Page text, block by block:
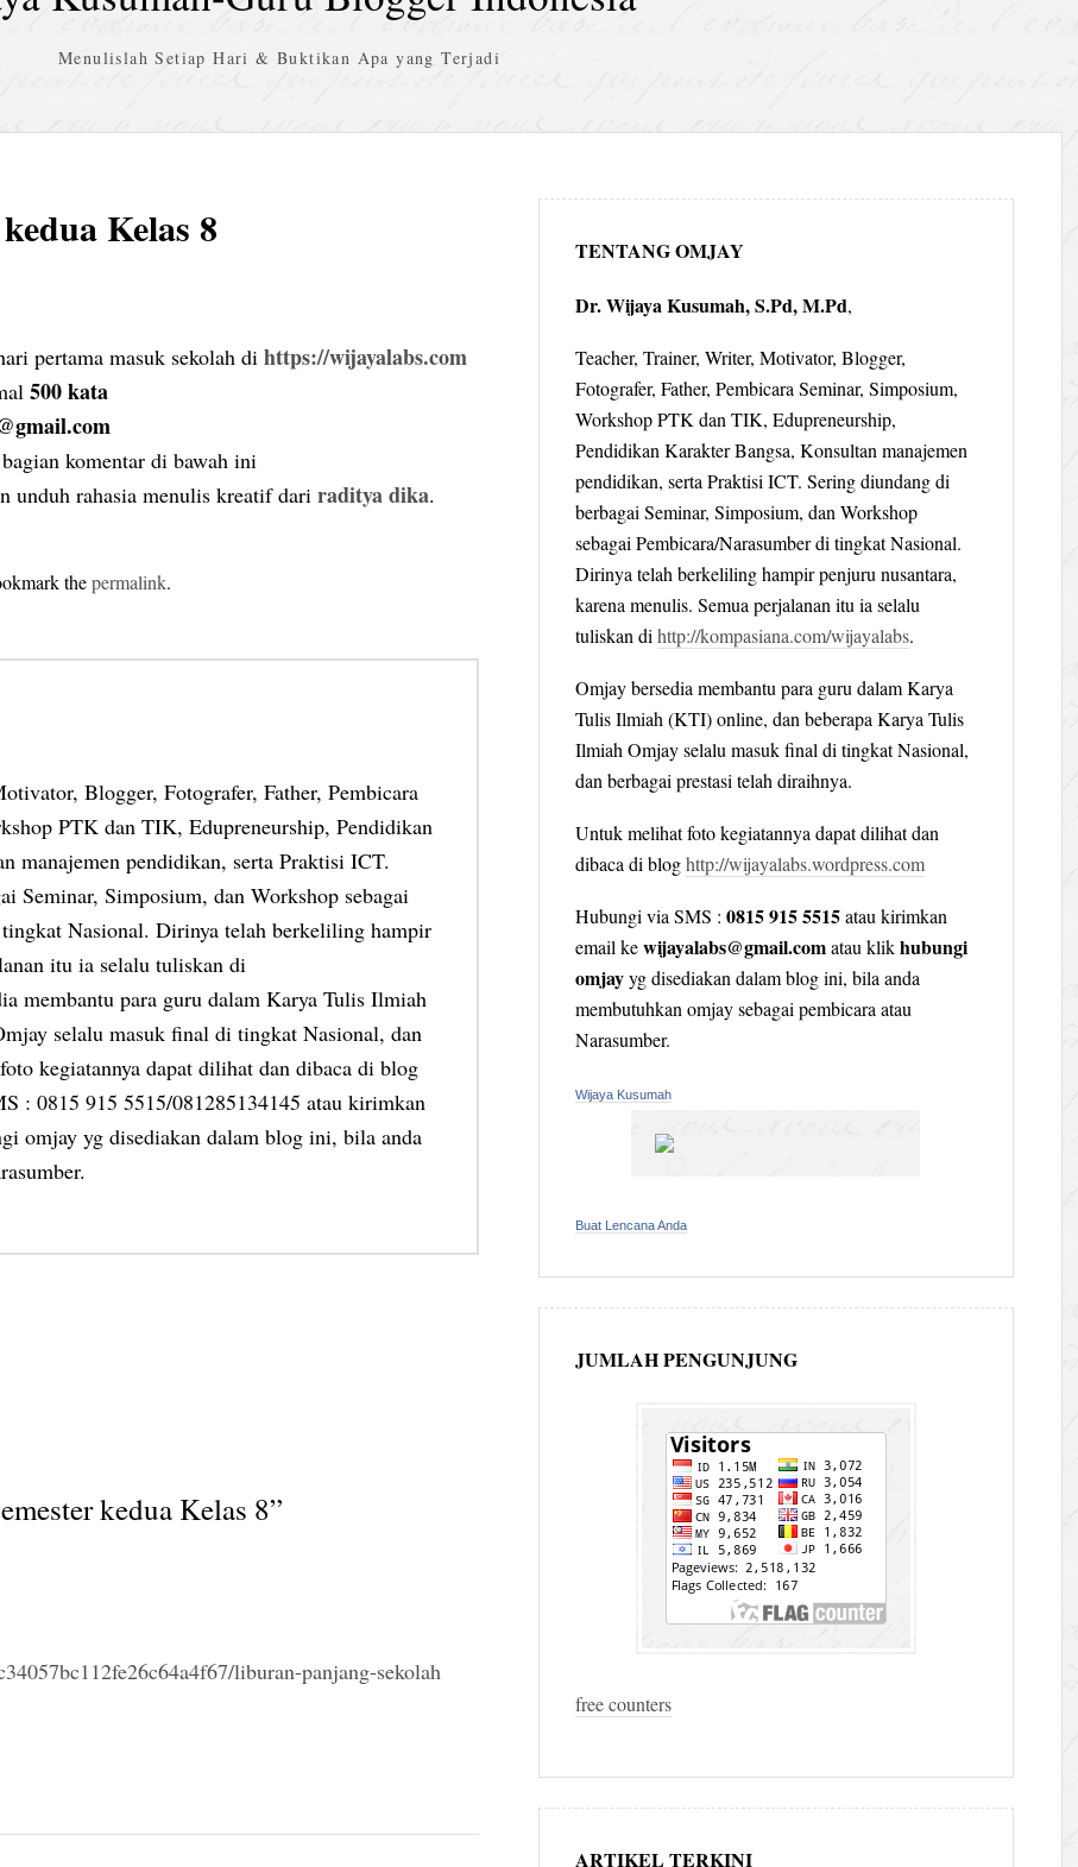
Menulislah Setiap Hari & Buktikan Apa yang Terjadi
Kelas 8
pertama masuk sekolah dihttps://wijayalabs.com
500 kata
komentar di bawah ini
unduh rahasia menulis kreatif dariraditya dika.
thepermalink.
Blogger, Fotografer, Father, Pembicara
PTK dan TIK, Edupreneurship, Pendidikan
manajemen pendidikan, serta Praktisi ICT.
Seminar, Simposium, dan Workshop sebagai
Nasional. Dirinya telah berkeliling hampir
itu ia selalu tuliskan di
membantu para guru dalam Karya Tulis Ilmiah
selalu masuk final di tingkat Nasional, dan
kegiatannya dapat dilihat dan dibaca di blog
: 0815 915 5515/081285134145 atau kirimkan
omjay yg disediakan dalam blog ini, bila anda
kedua Kelas 8”
liburan-panjang-sekolah
TENTANG OMJAY
Dr. Wijaya Kusumah, S.Pd, M.Pd,
Teacher, Trainer, Writer, Motivator, Blogger,
Fotografer, Father, Pembicara Seminar, Simposium,
Workshop PTK dan TIK, Edupreneurship,
Pendidikan Karakter Bangsa, Konsultan manajemen
pendidikan, serta Praktisi ICT. Sering diundang di
berbagai Seminar, Simposium, dan Workshop
sebagai Pembicara/Narasumber di tingkat Nasional.
Dirinya telah berkeliling hampir penjuru nusantara,
karena menulis. Semua perjalanan itu ia selalu
tuliskan di http://kompasiana.com/wijayalabs.
Omjay bersedia membantu para guru dalam Karya
Tulis Ilmiah (KTI) online, dan beberapa Karya Tulis
Ilmiah Omjay selalu masuk final di tingkat Nasional,
dan berbagai prestasi telah diraihnya.
Untuk melihat foto kegiatannya dapat dilihat dan
dibaca di bloghttp://wijayalabs.wordpress.com
Hubungi via SMS : 0815 915 5515atau kirimkan
email kewijayalabs@gmail.comatau klikhubungi
omjayyg disediakan dalam blog ini, bila anda
membutuhkan omjay sebagai pembicara atau
Narasumber.
Wijaya Kusumah
Buat Lencana Anda
JUMLAH PENGUNJUNG
free counters
ARTIKEL TERKINI